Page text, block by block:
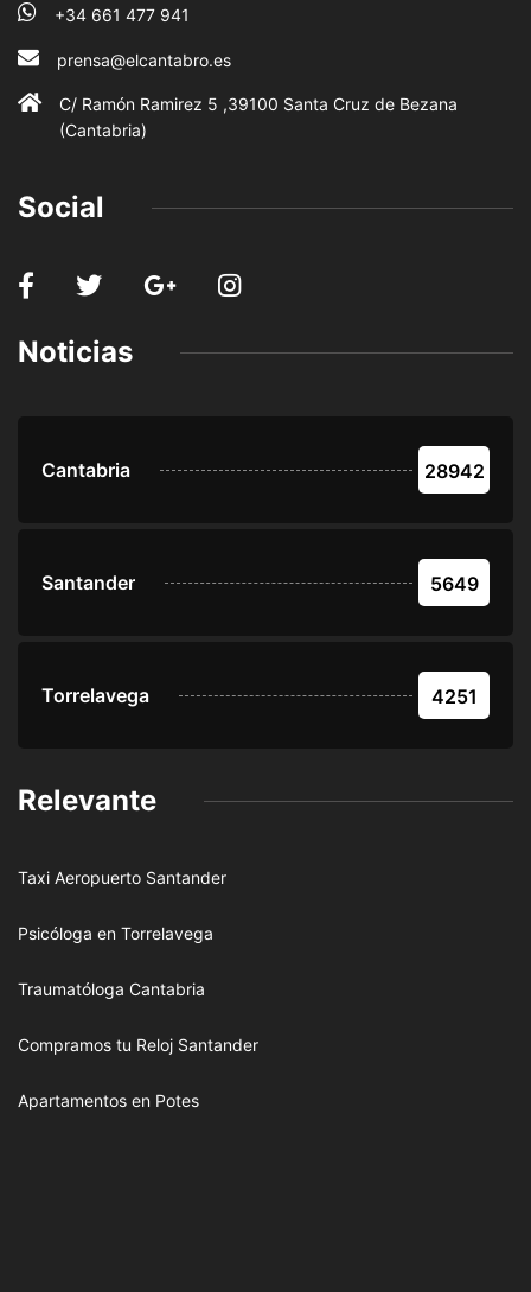
+34 661 477 941
prensa@elcantabro.es
C/ Ramón Ramirez 5 ,39100 Santa Cruz de Bezana
(Cantabria)
Social
Noticias
Cantabria 28942
Santander 5649
Torrelavega 4251
Relevante
Taxi Aeropuerto Santander
Psicóloga en Torrelavega
Traumatóloga Cantabria
Compramos tu Reloj Santander
Apartamentos en Potes